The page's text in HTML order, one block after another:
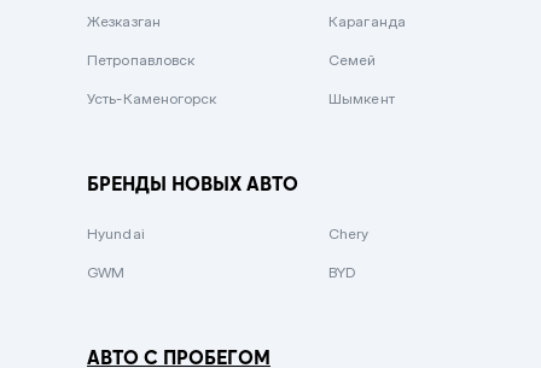
Зеленый металлик
Жезказган Караганда
Петропавловск Семей
Усть-Каменогорск Шымкент
БРЕНДЫ НОВЫХ АВТО
Hyundai Chery
GWM BYD
АВТО С ПРОБЕГОМ